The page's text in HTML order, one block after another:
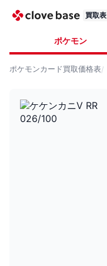
買取表
ポケモン
ポケモンカード買取価格表